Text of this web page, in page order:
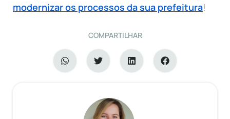
modernizar os processos da sua prefeitura!
COMPARTILHAR